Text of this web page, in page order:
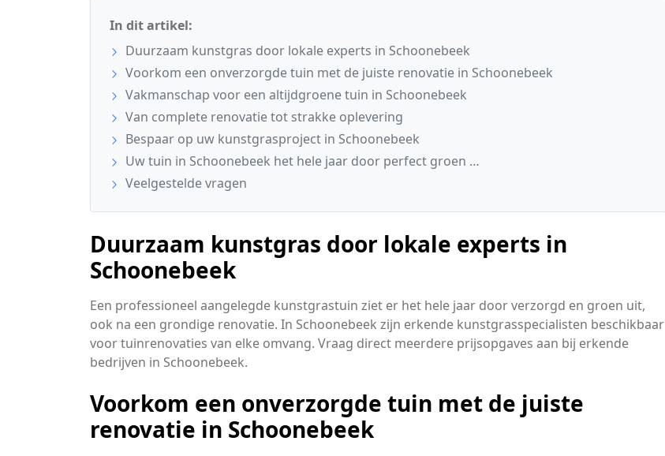
In dit artikel:
Duurzaam kunstgras door lokale experts in Schoonebeek
Voorkom een onverzorgde tuin met de juiste renovatie in Schoonebeek
Vakmanschap voor een altijdgroene tuin in Schoonebeek
Van complete renovatie tot strakke oplevering
Bespaar op uw kunstgrasproject in Schoonebeek
Uw tuin in Schoonebeek het hele jaar door perfect groen …
Veelgestelde vragen
Duurzaam kunstgras door lokale experts in
Schoonebeek
Een professioneel aangelegde kunstgrastuin ziet er het hele jaar door verzorgd en groen uit,
ook na een grondige renovatie. In Schoonebeek zijn erkende kunstgrasspecialisten beschikbaar
voor tuinrenovaties van elke omvang. Vraag direct meerdere prijsopgaves aan bij erkende
bedrijven in Schoonebeek.
Voorkom een onverzorgde tuin met de juiste
renovatie in Schoonebeek